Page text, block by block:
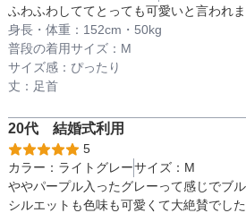
素材
ワンピース:ポリエス
インナー:ポリエステ
インナー チューブトップ/透
ふわふわしててとっても可愛いと言われ
身長・体重： 152cm・ 50kg
普段の着用サイズ： M
サイズ感： ぴったり
丈： 足首
20代 結婚式利用
5
カラー： ライトグレーサイズ： M
ややパープル入ったグレーって感じでブ
シルエットも色味も可愛くて大絶賛でした